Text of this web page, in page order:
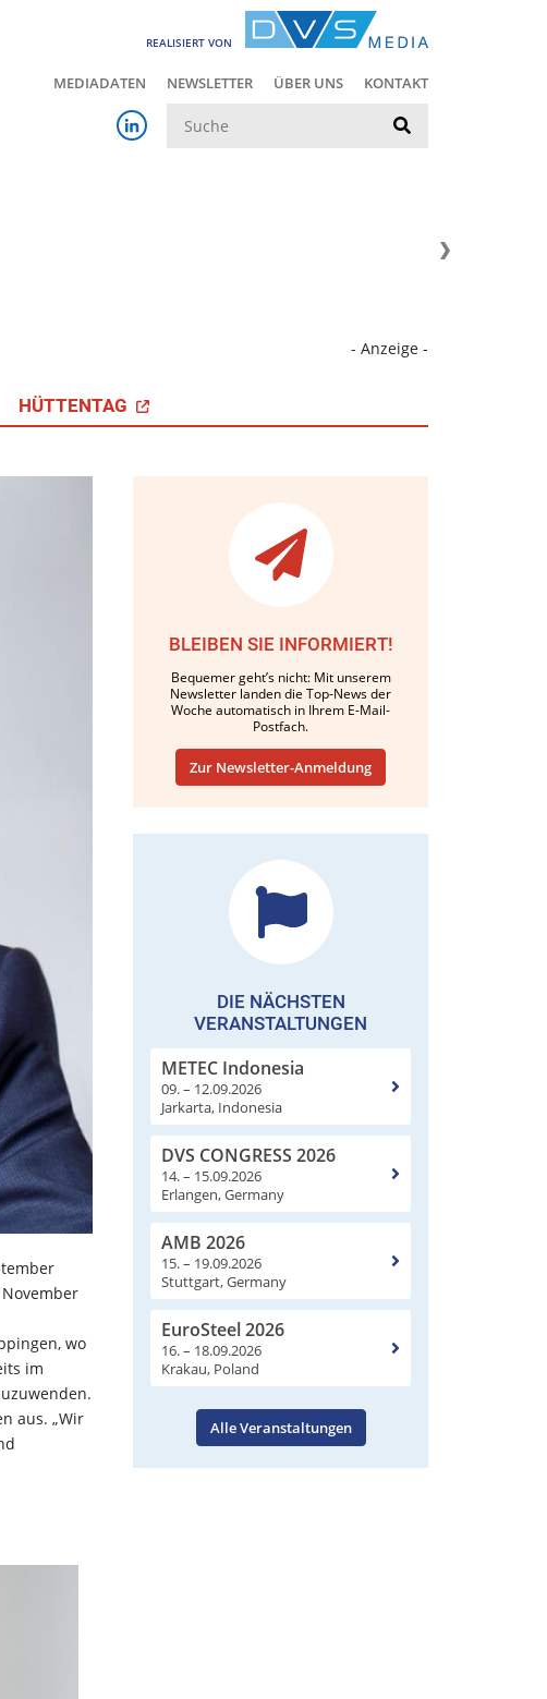
REALISIERT VON
MEDIADATEN NEWSLETTER ÜBER UNS KONTAKT
- Anzeige -
HÜTTENTAG
wo
im
aus. „Wir
BLEIBEN SIE INFORMIERT!
Bequemer geht’s nicht: Mit unserem
Newsletter landen die Top-News der
Woche automatisch in Ihrem E-Mail-
Postfach.
Zur Newsletter-Anmeldung
DIE NÄCHSTEN
VERANSTALTUNGEN
METEC Indonesia
09. – 12.09.2026
Jarkarta, Indonesia
DVS CONGRESS 2026
14. – 15.09.2026
Erlangen, Germany
AMB 2026
15. – 19.09.2026
Stuttgart, Germany
EuroSteel 2026
16. – 18.09.2026
Krakau, Poland
Alle Veranstaltungen